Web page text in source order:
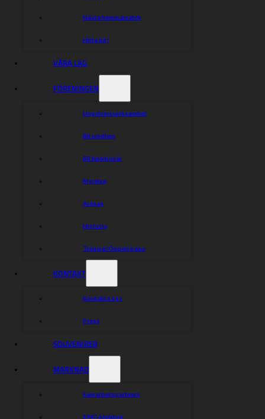
Nästa hemmamatch
Hitta hit!
VÅRA LAG
FÖRENINGEN
Ungdomsverksamhet
Bli medlem
Bli funktionär
Styrelse
Arenan
Historia
Träning/Öppen bana
KONTAKT
Kontakta oss
Press
SOUVENIRER
MARKNAD
Samarbetspartners
1947-klubben